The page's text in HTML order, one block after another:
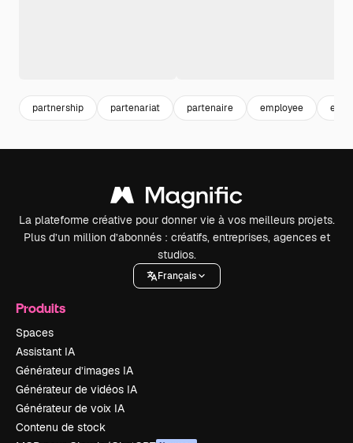
partnership partenariat partenaire employee
La plateforme créative pour donner vie à vos meilleurs projets.
Plus d’un million d’abonnés : créatifs, entreprises, agences et
studios.
Français
Produits
Spaces
Assistant IA
Générateur d’images IA
Générateur de vidéos IA
Générateur de voix IA
Contenu de stock